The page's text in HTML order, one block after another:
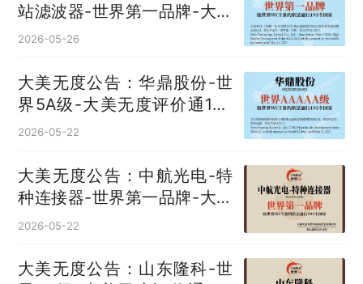
站滤波器‌-世界第一品牌-大美
无度评价通193国
2026-05-26
大美无度公告：华鼎股份-世
界5A级-大美无度评价通193
国
2026-05-22
大美无度公告：中航光电-特
种连接器‌-世界第一品牌-大美
无度评价通193国
2026-05-22
大美无度公告：山东隆科-世